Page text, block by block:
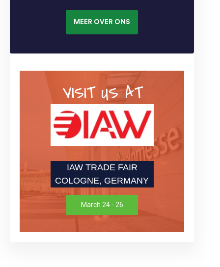
MEER OVER ONS
VISIT US AT
IAW TRADE FAIR
COLOGNE, GERMANY
March 24 - 26